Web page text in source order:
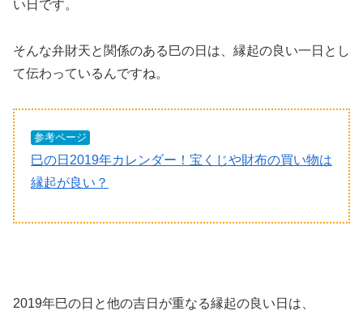
い日です。
そんな弁財天と関係のある巳の日は、縁起の良い一日とし
て伝わっているんですね。
参考ページ
巳の日2019年カレンダー！宝くじや財布の買い物は
縁起が良い？
2019年巳の日と他の吉日が重なる縁起の良い日は、